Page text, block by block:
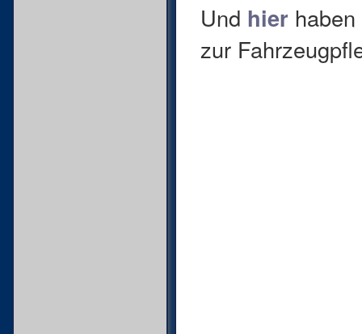
Und hier
zur